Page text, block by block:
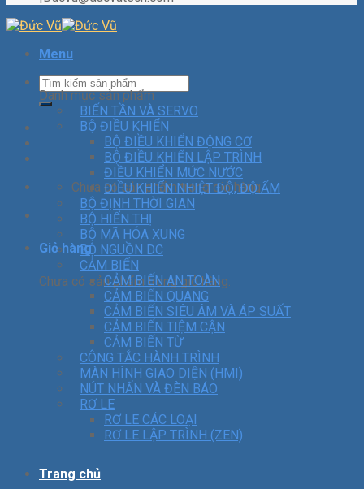
Menu
Chưa có sản phẩm trong giỏ hàng.
Giỏ hàng
Chưa có sản phẩm trong giỏ hàng.
Danh mục sản phẩm
BIẾN TẦN VÀ SERVO
BỘ ĐIỀU KHIỂN
BỘ ĐIỀU KHIỂN ĐỘNG CƠ
BỘ ĐIỀU KHIỂN LẬP TRÌNH
ĐIỀU KHIỂN MỨC NƯỚC
ĐIỀU KHIỂN NHIỆT ĐỘ, ĐỘ ẨM
BỘ ĐỊNH THỜI GIAN
BỘ HIỂN THỊ
BỘ MÃ HÓA XUNG
BỘ NGUỒN DC
CẢM BIẾN
CẢM BIẾN AN TOÀN
CẢM BIẾN QUANG
CẢM BIẾN SIÊU ÂM VÀ ÁP SUẤT
CẢM BIẾN TIỆM CẬN
CẢM BIẾN TỪ
CÔNG TẮC HÀNH TRÌNH
MÀN HÌNH GIAO DIỆN (HMI)
NÚT NHẤN VÀ ĐÈN BÁO
RƠ LE
RƠ LE CÁC LOẠI
RƠ LE LẬP TRÌNH (ZEN)
Trang chủ